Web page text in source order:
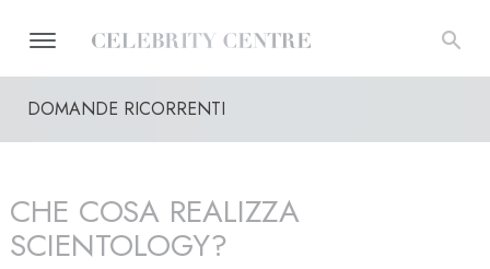
DOMANDE RICORRENTI
CHE COSA REALIZZA
SCIENTOLOGY?